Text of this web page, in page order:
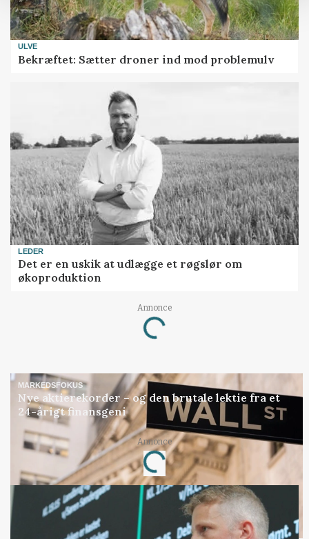
ULVE
Bekræftet: Sætter droner ind mod problemulv
LEDER
Det er en uskik at udlægge et røgslør om
økoproduktion
Annonce
Loading...
MARKEDSFOKUS
Nye aktierekorder – og den brutale lektie fra et
24-årigt finansgeni
Annonce
Loading...